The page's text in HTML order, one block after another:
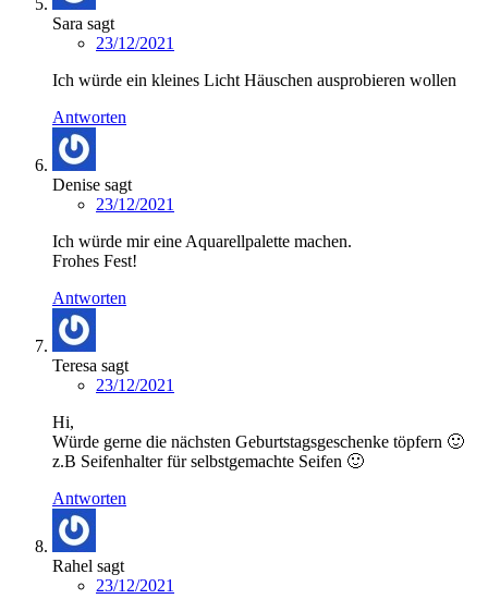
Sara sagt
23/12/2021
Ich würde ein kleines Licht Häuschen ausprobieren wollen
Antworten
Denise sagt
23/12/2021
Ich würde mir eine Aquarellpalette machen.
Frohes Fest!
Antworten
Teresa sagt
23/12/2021
Hi,
Würde gerne die nächsten Geburtstagsgeschenke töpfern 🙂
z.B Seifenhalter für selbstgemachte Seifen 🙂
Antworten
Rahel sagt
23/12/2021